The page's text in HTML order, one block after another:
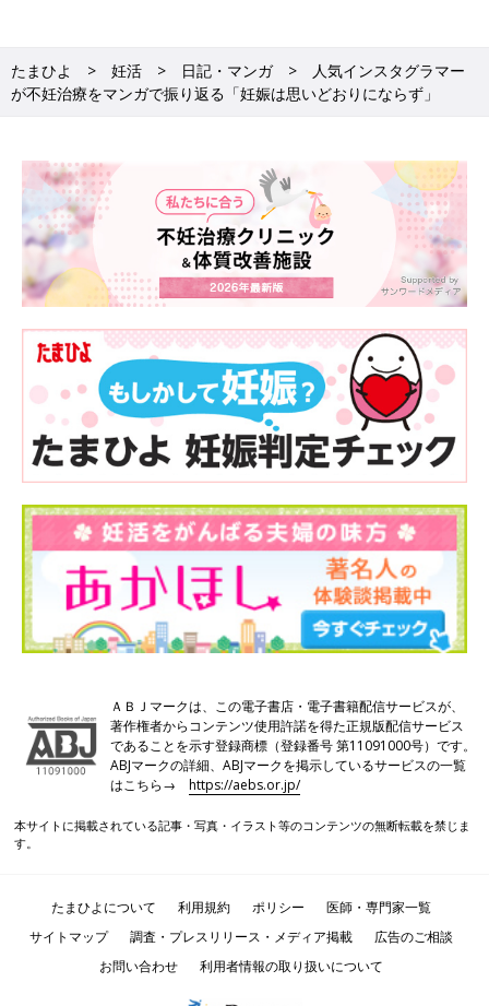
たまひよ 妊活 日記・マンガ
人気インスタグラマー
が不妊治療をマンガで振り返る「妊娠は思いどおりにならず」
ＡＢＪマークは、この電子書店・電子書籍配信サービスが、
著作権者からコンテンツ使用許諾を得た正規版配信サービス
であることを示す登録商標（登録番号 第11091000号）です。
ABJマークの詳細、ABJマークを掲示しているサービスの一覧
はこちら→https://aebs.or.jp/
本サイトに掲載されている記事・写真・イラスト等のコンテンツの無断転載を禁じま
す。
たまひよについて 利用規約 ポリシー
医師・専門家一覧
サイトマップ
調査・プレスリリース・メディア掲載
広告のご相談
お問い合わせ
利用者情報の取り扱いについて